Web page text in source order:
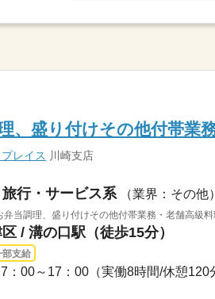
、盛り付けその他付帯業
レイス 川崎支店
行・サービス系 （業界：その他）
弁当調理、盛り付けその他付帯業務・老舗高級
/ 溝の口駅（徒歩15分）
部支給